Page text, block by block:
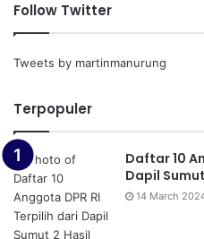
Follow Twitter
Tweets by martinmanurung
Terpopuler
Daftar 10
Dapil
14 March